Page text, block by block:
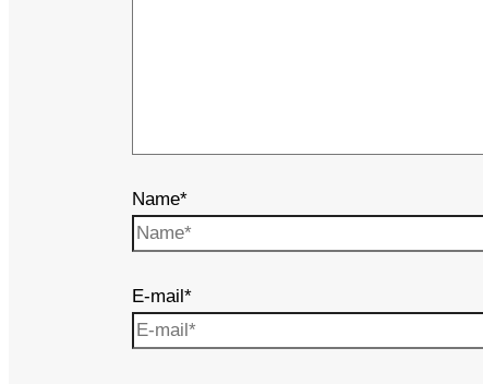
Name*
E-mail*